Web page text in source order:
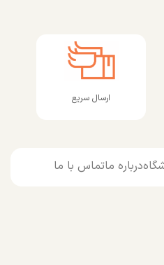
ارسال سریع
درباره ماتماس با ما